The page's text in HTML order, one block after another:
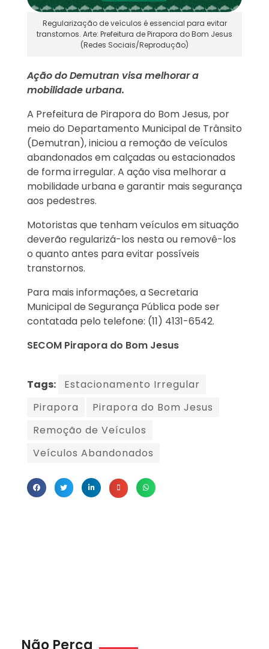
Regularização de veículos é essencial para evitar
transtornos. Arte: Prefeitura de Pirapora do Bom Jesus
(Redes Sociais/Reprodução)
Ação do Demutran visa melhorar a
mobilidade urbana.
A Prefeitura de Pirapora do Bom Jesus, por
meio do Departamento Municipal de Trânsito
(Demutran), iniciou a remoção de veículos
abandonados em calçadas ou estacionados
de forma irregular. A ação visa melhorar a
mobilidade urbana e garantir mais segurança
aos pedestres.
Motoristas que tenham veículos em situação
deverão regularizá-los nesta ou removê-los
o quanto antes para evitar possíveis
transtornos.
Para mais informações, a Secretaria
Municipal de Segurança Pública pode ser
contatada pelo telefone: (11) 4131-6542.
SECOM Pirapora do Bom Jesus
Tags:
Estacionamento Irregular
Pirapora
Pirapora do Bom Jesus
Remoção de Veículos
Veículos Abandonados
Não Perca